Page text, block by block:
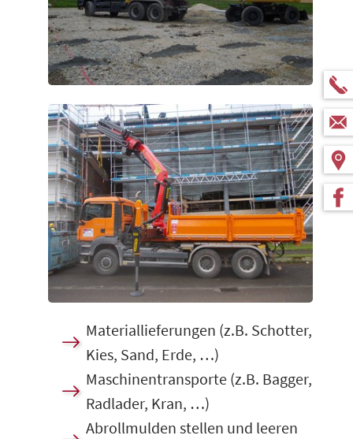
Show larger version
Materiallieferungen (z.B. Schotter,
Kies, Sand, Erde, …)
Maschinentransporte (z.B. Bagger,
Radlader, Kran, …)
Abrollmulden stellen und leeren